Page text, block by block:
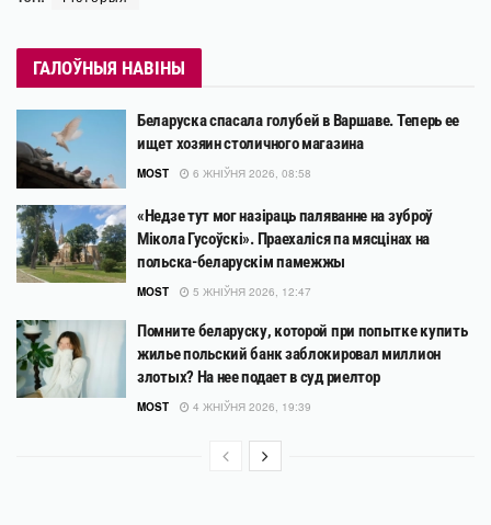
ГАЛОЎНЫЯ НАВІНЫ
Беларуска спасала голубей в Варшаве. Теперь ее
ищет хозяин столичного магазина
MOST 6 ЖНІЎНЯ 2026, 08:58
«Недзе тут мог назіраць паляванне на зуброў
Мікола Гусоўскі». Праехаліся па мясцінах на
польска-беларускім памежжы
MOST 5 ЖНІЎНЯ 2026, 12:47
Помните беларуску, которой при попытке купить
жилье польский банк заблокировал миллион
злотых? На нее подает в суд риелтор
MOST 4 ЖНІЎНЯ 2026, 19:39